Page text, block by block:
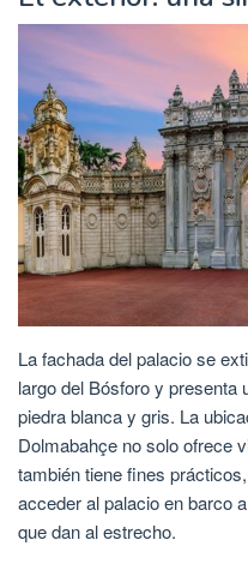
La fachada del palacio se
largo del Bósforo y presenta
piedra blanca y gris. La
Dolmabahçe no solo ofrece
también tiene fines
acceder al palacio en barco
que dan al estrecho.